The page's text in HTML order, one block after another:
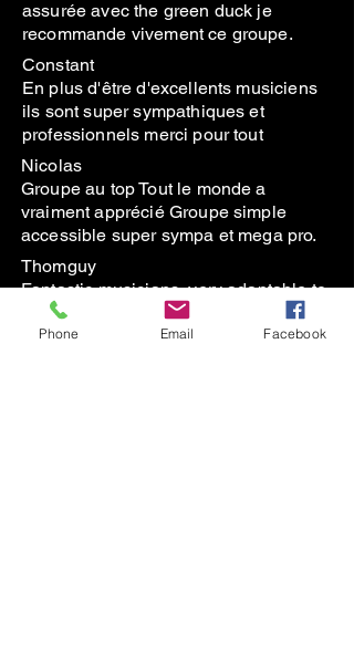
assurée avec the green duck je
recommande vivement ce groupe.
Constant
En plus d'être d'excellents musiciens
ils sont super sympathiques et
professionnels merci pour tout
Nicolas
Groupe au top Tout le monde a
vraiment apprécié Groupe simple
accessible super sympa et mega pro.
Thomguy
Fantastic musicians, very adaptable to
our ‘flexible’ schedule and friendly
people. Thank you!
Phone Email Facebook